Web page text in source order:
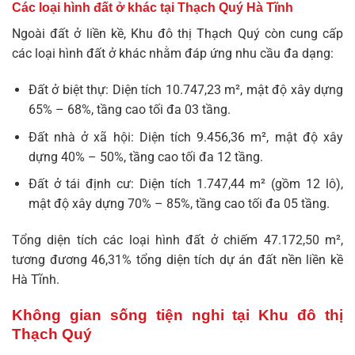
Các loại hình đất ở khác tại Thạch Quý Hà Tĩnh
Ngoài đất ở liền kề, Khu đô thị Thạch Quý còn cung cấp
các loại hình đất ở khác nhằm đáp ứng nhu cầu đa dạng:
Đất ở biệt thự: Diện tích 10.747,23 m², mật độ xây dựng
65% – 68%, tầng cao tối đa 03 tầng.
Đất nhà ở xã hội: Diện tích 9.456,36 m², mật độ xây
dựng 40% – 50%, tầng cao tối đa 12 tầng.
Đất ở tái định cư: Diện tích 1.747,44 m² (gồm 12 lô),
mật độ xây dựng 70% – 85%, tầng cao tối đa 05 tầng.
Tổng diện tích các loại hình đất ở chiếm 47.172,50 m²,
tương đương 46,31% tổng diện tích dự ánđất nền liền kề
Hà Tĩnh.
Không gian sống tiện nghi tại Khu đô thị
Thạch Quý